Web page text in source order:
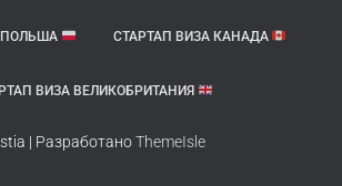
ПОЛЬША СТАРТАП ВИЗА КАНАДА
ВИЗА ВЕЛИКОБРИТАНИЯ
| РазработаноThemeIsle